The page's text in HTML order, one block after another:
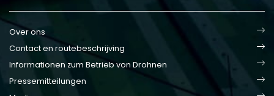
Over ons
Contact en routebeschrijving
Informationen zum Betrieb von Drohnen
Pressemitteilungen